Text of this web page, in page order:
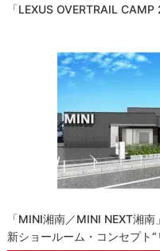
「LEXUS OVERTRAIL
「MINI湘南／MINI NEXT湘
新ショールーム・コンセプト